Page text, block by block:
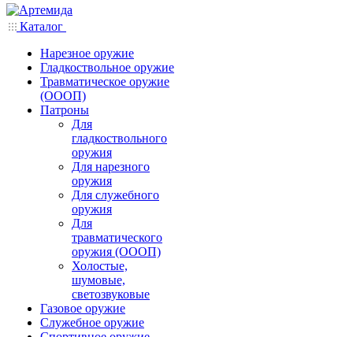
Каталог
Нарезное оружие
Гладкоствольное оружие
Травматическое оружие
(ОООП)
Патроны
Для
гладкоствольного
оружия
Для нарезного
оружия
Для служебного
оружия
Для
травматического
оружия (ОООП)
Холостые,
шумовые,
светозвуковые
Газовое оружие
Служебное оружие